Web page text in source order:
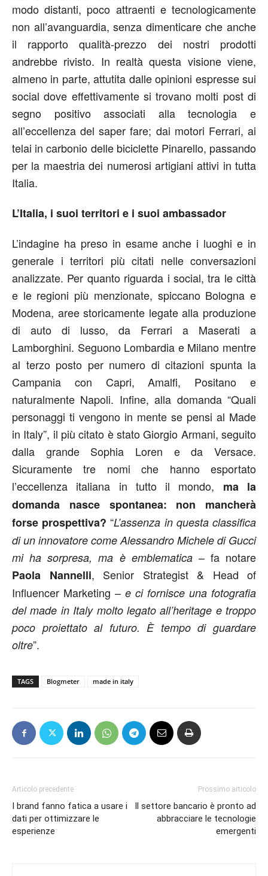
modo distanti, poco attraenti e tecnologicamente
non all’avanguardia, senza dimenticare che anche
il rapporto qualità-prezzo dei nostri prodotti
andrebbe rivisto. In realtà questa visione viene,
almeno in parte, attutita dalle opinioni espresse sui
social dove effettivamente si trovano molti post di
segno positivo associati alla tecnologia e
all’eccellenza del saper fare; dai motori Ferrari, ai
telai in carbonio delle biciclette Pinarello, passando
per la maestria dei numerosi artigiani attivi in tutta
Italia.
L’Italia, i suoi territori e i suoi ambassador
L’indagine ha preso in esame anche i luoghi e in
generale i territori più citati nelle conversazioni
analizzate. Per quanto riguarda i social, tra le città
e le regioni più menzionate, spiccano Bologna e
Modena, aree storicamente legate alla produzione
di auto di lusso, da Ferrari a Maserati a
Lamborghini. Seguono Lombardia e Milano mentre
al terzo posto per numero di citazioni spunta la
Campania con Capri, Amalfi, Positano e
naturalmente Napoli. Infine, alla domanda “Quali
personaggi ti vengono in mente se pensi al Made
in Italy”, il più citato è stato Giorgio Armani, seguito
dalla grande Sophia Loren e da Versace.
Sicuramente tre nomi che hanno esportato
l’eccellenza italiana in tutto il mondo, ma la
domanda nasce spontanea: non mancherà
forse prospettiva?“L’assenza in questa classifica
di un innovatore come Alessandro Michele di Gucci
mi ha sorpresa, ma è emblematica– fa notare
Paola Nannelli, Senior Strategist & Head of
Influencer Marketing – e ci fornisce una fotografia
del made in Italy molto legato all’heritage e troppo
poco proiettato al futuro. È tempo di guardare
oltre”.
TAGS Blogmeter made in italy
Articolo precedente
I brand fanno fatica a usare i
dati per ottimizzare le
esperienze
Prossimo articolo
Il settore bancario è pronto ad
abbracciare le tecnologie
emergenti